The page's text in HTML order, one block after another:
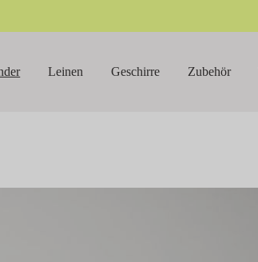
Leinen Geschirre Zubehör